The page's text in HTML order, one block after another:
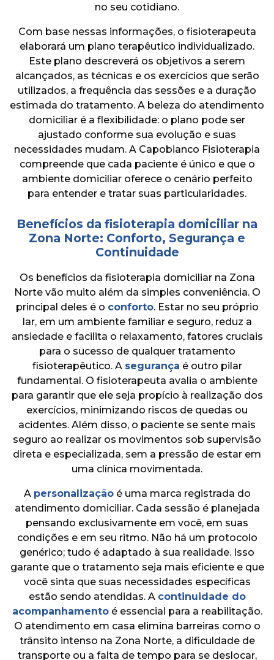
no seu cotidiano.
Com base nessas informações, o fisioterapeuta
elaborará um plano terapêutico individualizado.
Este plano descreverá os objetivos a serem
alcançados, as técnicas e os exercícios que serão
utilizados, a frequência das sessões e a duração
estimada do tratamento. A beleza do atendimento
domiciliar é a flexibilidade: o plano pode ser
ajustado conforme sua evolução e suas
necessidades mudam. A Capobianco Fisioterapia
compreende que cada paciente é único e que o
ambiente domiciliar oferece o cenário perfeito
para entender e tratar suas particularidades.
Benefícios da fisioterapia domiciliar na
Zona Norte: Conforto, Segurança e
Continuidade
Os benefícios da fisioterapia domiciliar na Zona
Norte vão muito além da simples conveniência. O
principal deles é o conforto. Estar no seu próprio
lar, em um ambiente familiar e seguro, reduz a
ansiedade e facilita o relaxamento, fatores cruciais
para o sucesso de qualquer tratamento
fisioterapêutico. A segurança é outro pilar
fundamental. O fisioterapeuta avalia o ambiente
para garantir que ele seja propício à realização dos
exercícios, minimizando riscos de quedas ou
acidentes. Além disso, o paciente se sente mais
seguro ao realizar os movimentos sob supervisão
direta e especializada, sem a pressão de estar em
uma clínica movimentada.
A personalizaçãoé uma marca registrada do
atendimento domiciliar. Cada sessão é planejada
pensando exclusivamente em você, em suas
condições e em seu ritmo. Não há um protocolo
genérico; tudo é adaptado à sua realidade. Isso
garante que o tratamento seja mais eficiente e que
você sinta que suas necessidades específicas
estão sendo atendidas. A continuidade do
acompanhamentoé essencial para a reabilitação.
O atendimento em casa elimina barreiras como o
trânsito intenso na Zona Norte, a dificuldade de
transporte ou a falta de tempo para se deslocar,